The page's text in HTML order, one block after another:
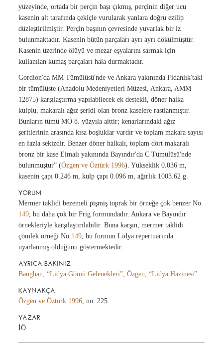
yüzeyinde, ortada bir perçin başı çıkmış, perçinin diğer ucu
kasenin alt tarafında çekiçle vurularak yanlara doğru ezilip
düzleştirilmiştir. Perçin başının çevresinde yuvarlak bir iz
bulunmaktadır. Kasenin bütün parçaları ayrı ayrı dökülmüştür.
Kasenin üzerinde ölüyü ve mezar eşyalarını sarmak için
kullanılan kumaş parçaları hala durmaktadır.
Gordion'da MM Tümülüsü'nde ve Ankara yakınında Fidanlık'taki
bir tümülüste (Anadolu Medeniyetleri Müzesi, Ankara, AMM
12875) karşılaştırma yapılabilecek ek destekli, döner halka
kulplu, makaralı ağız şeridi olan bronz kaselere rastlanmıştır.
Bunların tümü MÖ 8. yüzyıla aittir; kenarlarındaki ağız
şeritlerinin arasında kısa boşluklar vardır ve toplam makara sayısı
en fazla sekizdir. Benzer döner halkalı, toplam dört makaralı
bronz bir kase Elmalı yakınında Bayındır'da C Tümülüsü'nde
bulunmuştur” (Özgen ve Öztürk 1996). Yükseklik 0.036 m,
kasenin çapı 0.246 m, kulp çapı 0.096 m, ağırlık 1003.62 g.
YORUM
Mermer taklidi bezemeli pişmiş toprak bir örneğe çok benzer No.
149; bu daha çok bir Frig formundadır. Ankara ve Bayındır
örnekleriyle karşılaştırılabilir. Buna karşın, mermer taklidi
çömlek örneği No 149 , bu formun Lidya repertuarında
uyarlanmış olduğunu göstermektedir.
AYRICA BAKINIZ
Baughan, “Lidya Gömü Gelenekleri”;Özgen, “Lidya Hazinesi”
KAYNAKÇA
Özgen ve Öztürk 1996 , no. 225.
YAZAR
İÖ